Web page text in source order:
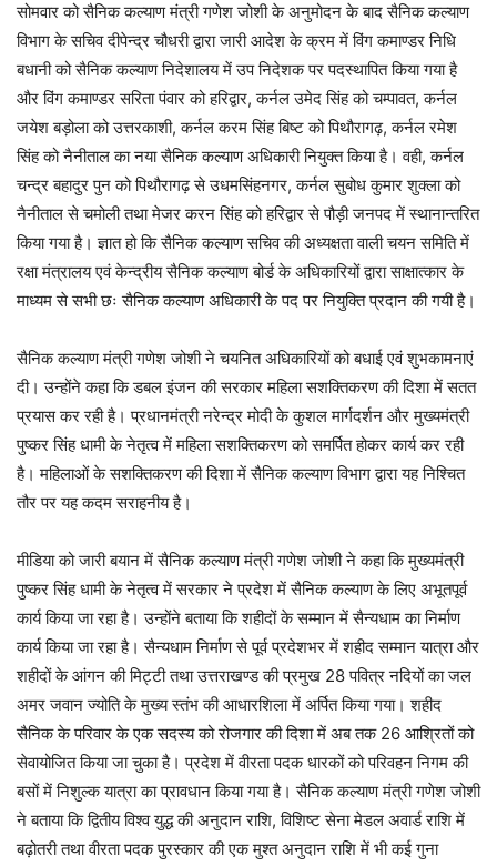
सोमवार को सैनिक कल्याण मंत्री गणेश जोशी के अनुमोदन के बाद सैनिक कल्याण
विभाग के सचिव दीपेन्द्र चौधरी द्वारा जारी आदेश के क्रम में विंग कमाण्डर निधि
बधानी को सैनिक कल्याण निदेशालय में उप निदेशक पर पदस्थापित किया गया है
और विंग कमाण्डर सरिता पंवार को हरिद्वार, कर्नल उमेद सिंह को चम्पावत, कर्नल
जयेश बड़ोला को उत्तरकाशी, कर्नल करम सिंह बिष्ट को पिथौरागढ़, कर्नल रमेश
सिंह को नैनीताल का नया सैनिक कल्याण अधिकारी नियुक्त किया है। वही, कर्नल
चन्द्र बहादुर पुन को पिथौरागढ़ से उधमसिंहनगर, कर्नल सुबोध कुमार शुक्ला को
नैनीताल से चमोली तथा मेजर करन सिंह को हरिद्वार से पौड़ी जनपद में स्थानान्तरित
किया गया है। ज्ञात हो कि सैनिक कल्याण सचिव की अध्यक्षता वाली चयन समिति में
रक्षा मंत्रालय एवं केन्द्रीय सैनिक कल्याण बोर्ड के अधिकारियों द्वारा साक्षात्कार के
माध्यम से सभी छः सैनिक कल्याण अधिकारी के पद पर नियुक्ति प्रदान की गयी है।
सैनिक कल्याण मंत्री गणेश जोशी ने चयनित अधिकारियों को बधाई एवं शुभकामनाएं
दी। उन्होंने कहा कि डबल इंजन की सरकार महिला सशक्तिकरण की दिशा में सतत
प्रयास कर रही है। प्रधानमंत्री नरेन्द्र मोदी के कुशल मार्गदर्शन और मुख्यमंत्री
पुष्कर सिंह धामी के नेतृत्व में महिला सशक्तिकरण को समर्पित होकर कार्य कर रही
है। महिलाओं के सशक्तिकरण की दिशा में सैनिक कल्याण विभाग द्वारा यह निश्चित
तौर पर यह कदम सराहनीय है।
मीडिया को जारी बयान में सैनिक कल्याण मंत्री गणेश जोशी ने कहा कि मुख्यमंत्री
पुष्कर सिंह धामी के नेतृत्व में सरकार ने प्रदेश में सैनिक कल्याण के लिए अभूतपूर्व
कार्य किया जा रहा है। उन्होंने बताया कि शहीदों के सम्मान में सैन्यधाम का निर्माण
कार्य किया जा रहा है। सैन्यधाम निर्माण से पूर्व प्रदेशभर में शहीद सम्मान यात्रा और
शहीदों के आंगन की मिट्टी तथा उत्तराखण्ड की प्रमुख 28 पवित्र नदियों का जल
अमर जवान ज्योति के मुख्य स्तंभ की आधारशिला में अर्पित किया गया। शहीद
सैनिक के परिवार के एक सदस्य को रोजगार की दिशा में अब तक 26 आश्रितों को
सेवायोजित किया जा चुका है। प्रदेश में वीरता पदक धारकों को परिवहन निगम की
बसों में निशुल्क यात्रा का प्रावधान किया गया है। सैनिक कल्याण मंत्री गणेश जोशी
ने बताया कि द्वितीय विश्व युद्ध की अनुदान राशि, विशिष्ट सेना मेडल अवार्ड राशि में
बढ़ोतरी तथा वीरता पदक पुरस्कार की एक मुश्त अनुदान राशि में भी कई गुना